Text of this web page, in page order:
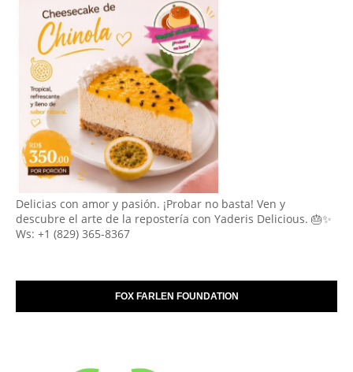
Delicias con amor y pasión. ¡Probar no basta! Ven y
descubre el arte de la repostería con Yaderis Delicious. 🎂✨
Ws: +1 (829) 365-8367
FOX FARLEN FOUNDATION